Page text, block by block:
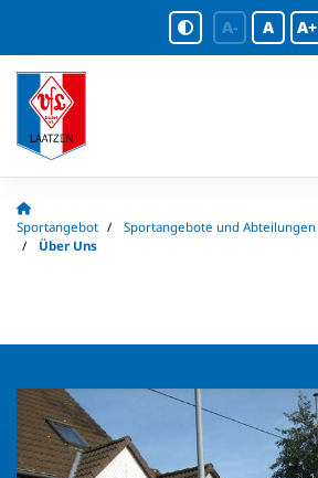
A- A A+
Sportangebot Sportangebote und Abteilungen
Über Uns